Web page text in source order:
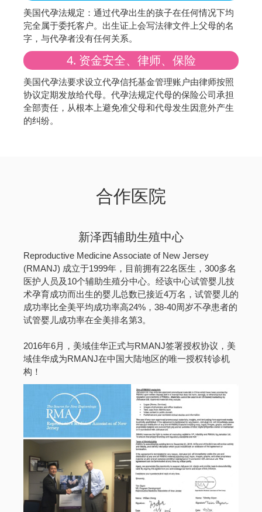
美国代孕法规定：通过代孕出生的孩子在任何情况下均
完全属于委托客户。出生证上会写法律文件上父母的名
字，与代孕者没有任何关系。
4. 资金安全、律师、保险
美国代孕法要求设立代孕信托基金管理账户由律师按照
协议定期发放给代母。代孕法规定代母的保险公司承担
全部责任，从根本上避免准父母和代母发生因意外产生
的纠纷。
合作医院
新泽西辅助生殖中心
Reproductive Medicine Associate of New Jersey
(RMANJ) 成立于1999年，目前拥有22名医生，300多名
医护人员及10个辅助生殖分中心。经该中心试管婴儿技
术孕育成功而出生的婴儿总数已接近4万名，试管婴儿的
成功率比全美平均成功率高24%，38-40周岁不孕患者的
试管婴儿成功率在全美排名第3。
2016年6月，美域佳华正式与RMANJ签署授权协议，美
域佳华成为RMANJ在中国大陆地区的唯一授权转诊机
构！